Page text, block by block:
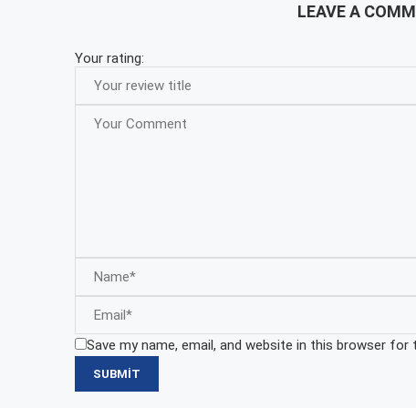
LEAVE A
Your rating:
Save my name, email, and website in this browser